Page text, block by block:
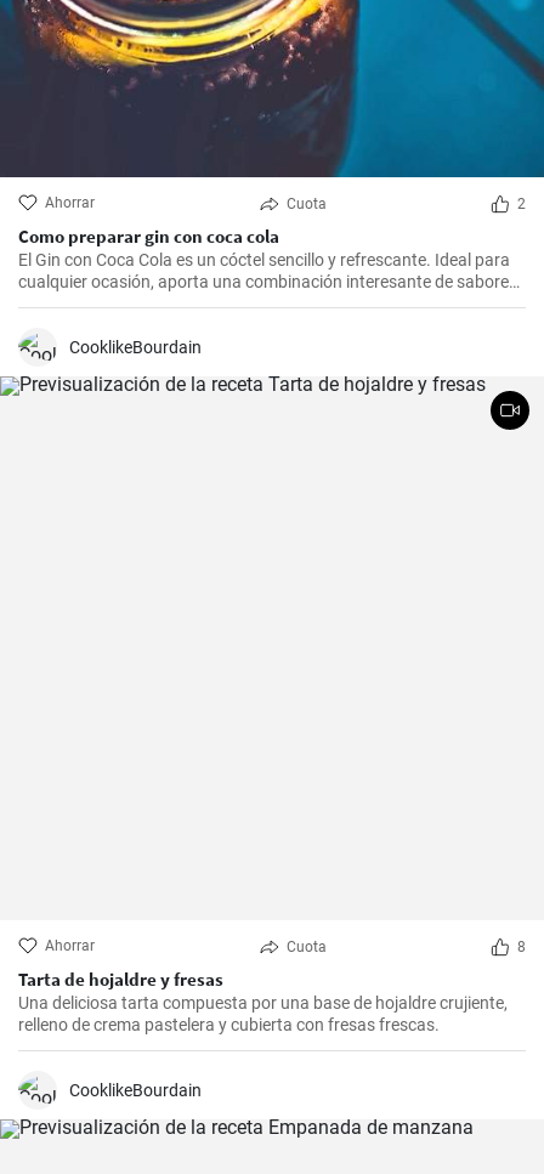
Ahorrar Cuota 2
Como preparar gin con coca cola
El Gin con Coca Cola es un cóctel sencillo y refrescante. Ideal para
cualquier ocasión, aporta una combinación interesante de sabores
que resultarán del agrado para quienes disfrutan de bebidas
común mezclar gin con Coca Cola, esta receta puede sorprender
CooklikeBourdain
Ahorrar Cuota 8
Tarta de hojaldre y fresas
Una deliciosa tarta compuesta por una base de hojaldre crujiente,
relleno de crema pastelera y cubierta con fresas frescas.
CooklikeBourdain